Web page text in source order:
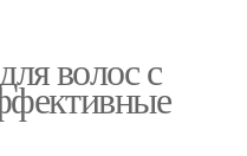
волос с